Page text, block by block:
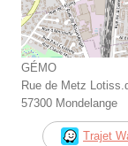
GÉMO
Rue de Metz
57300 Mondelange
Trajet